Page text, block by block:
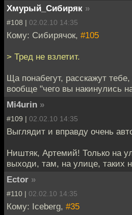
Хмурый_Сибиряк »
#108 | 02.02.10 14:35
Кому: Сибирячок, #105
> Тред не взлетит.
Ща понабегут, расскажут
вообще "чего вы накинулись
Mi4urin »
#109 | 02.02.10 14:35
Выглядит и вправду очень
Ништяк, Артемий! Только на
выходи, там, на улице, таких
Ector »
#110 | 02.02.10 14:35
Кому: Iceberg, #35